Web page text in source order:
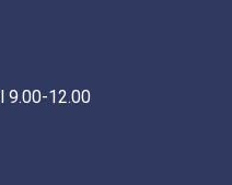
9.00-12.00